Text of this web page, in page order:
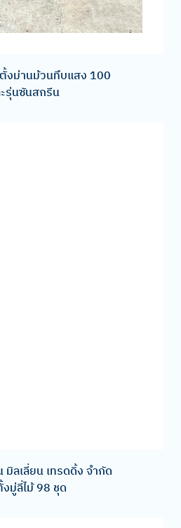
งม่านม้วนทึบแสง 100
รุ่นซันสกรีน
มิลเลี่ยน เทรดดิ้ง จํากัด
มู่ลี่ไม้ 98 ชุด